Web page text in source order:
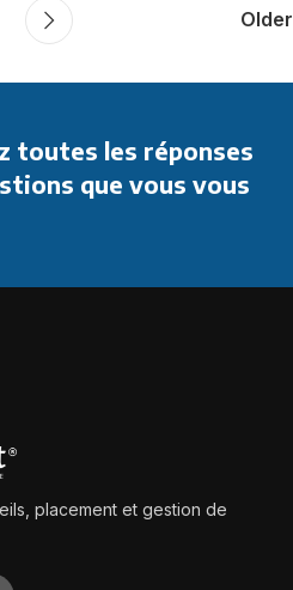
Older
toutes les réponses
que vous vous
placement et gestion de